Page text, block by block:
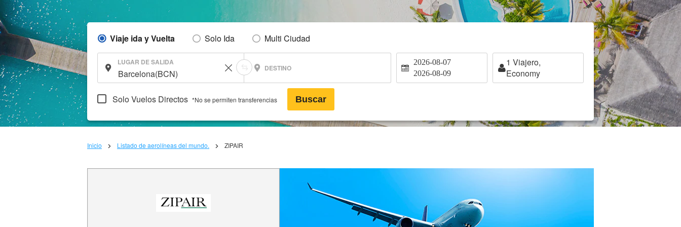
Viaje ida y Vuelta Solo Ida Multi Ciudad
LUGAR DE SALIDA
DESTINO
2026-08-07
2026-08-09
1 Viajero,
Economy
Solo Vuelos Directos *No se permiten transferencias Buscar
Inicio Listado de aerolíneas del mundo. ZIPAIR